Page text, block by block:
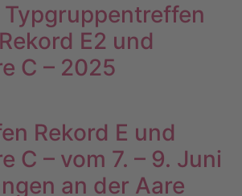
Typgruppentreffen
E2 und
C – 2025
Rekord E und
C – vom 7. – 9. Juni
an der Aare